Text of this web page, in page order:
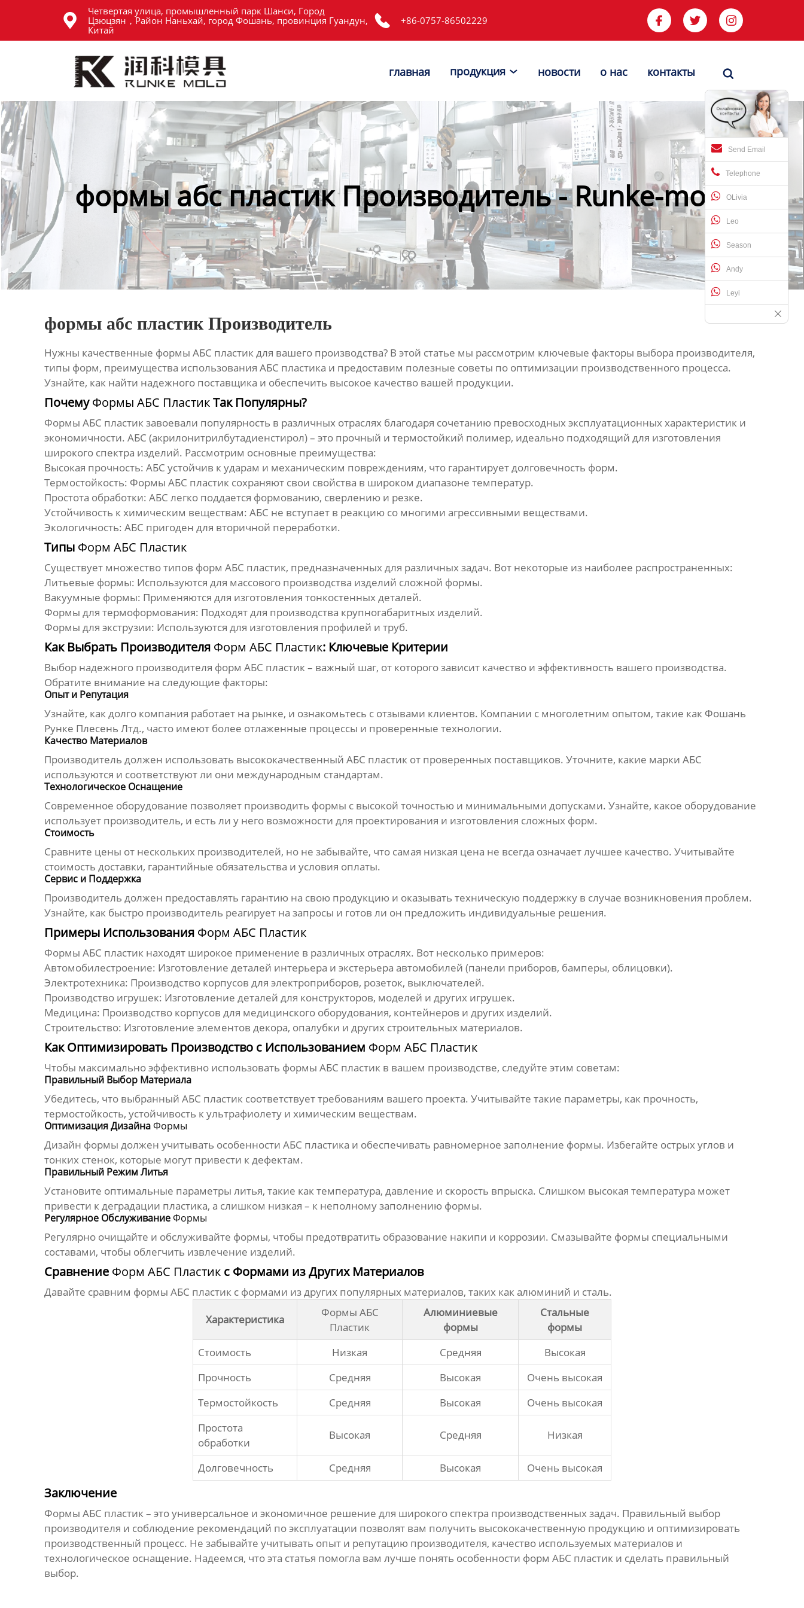

Четвертая улица, промышленный парк Шанси, Город
Цзюцзян，Район Наньхай, город Фошань, провинция Гуандун,
Китай
 +86-0757-86502229   
главная продукция  новости о нас контакты 
О нас
Контакты
Send Email
Telephone
OLivia
Leo
Season
Andy
Leyi
формы абс пластик Производитель - Runke-mold
формы абс пластик Производитель
Нужны качественные формы АБС пластикдля вашего производства? В этой статье мы рассмотрим ключевые факторы выбора производителя,
типы форм, преимущества использования АБС пластика и предоставим полезные советы по оптимизации производственного процесса.
Узнайте, как найти надежного поставщика и обеспечить высокое качество вашей продукции.
ПочемуФормы АБС ПластикТак Популярны?
Формы АБС пластикзавоевали популярность в различных отраслях благодаря сочетанию превосходных эксплуатационных характеристик и
экономичности. АБС (акрилонитрилбутадиенстирол) – это прочный и термостойкий полимер, идеально подходящий для изготовления
широкого спектра изделий. Рассмотрим основные преимущества:
Высокая прочность: АБС устойчив к ударам и механическим повреждениям, что гарантирует долговечность форм.
Термостойкость: Формы АБС пластиксохраняют свои свойства в широком диапазоне температур.
Простота обработки: АБС легко поддается формованию, сверлению и резке.
Устойчивость к химическим веществам: АБС не вступает в реакцию со многими агрессивными веществами.
Экологичность: АБС пригоден для вторичной переработки.
Типы Форм АБС Пластик
Существует множество типов форм АБС пластик, предназначенных для различных задач. Вот некоторые из наиболее распространенных:
Литьевые формы: Используются для массового производства изделий сложной формы.
Вакуумные формы: Применяются для изготовления тонкостенных деталей.
Формы для термоформования: Подходят для производства крупногабаритных изделий.
Формы для экструзии: Используются для изготовления профилей и труб.
Как Выбрать Производителя Форм АБС Пластик: Ключевые Критерии
Выбор надежного производителя форм АБС пластик– важный шаг, от которого зависит качество и эффективность вашего производства.
Обратите внимание на следующие факторы:
Опыт и Репутация
Узнайте, как долго компания работает на рынке, и ознакомьтесь с отзывами клиентов. Компании с многолетним опытом, такие как Фошань
Рунке Плесень Лтд., часто имеют более отлаженные процессы и проверенные технологии.
Качество Материалов
Производитель должен использовать высококачественный АБС пластик от проверенных поставщиков. Уточните, какие марки АБС
используются и соответствуют ли они международным стандартам.
Технологическое Оснащение
Современное оборудование позволяет производить формы с высокой точностью и минимальными допусками. Узнайте, какое оборудование
использует производитель, и есть ли у него возможности для проектирования и изготовления сложных форм.
Стоимость
Сравните цены от нескольких производителей, но не забывайте, что самая низкая цена не всегда означает лучшее качество. Учитывайте
стоимость доставки, гарантийные обязательства и условия оплаты.
Сервис и Поддержка
Производитель должен предоставлять гарантию на свою продукцию и оказывать техническую поддержку в случае возникновения проблем.
Узнайте, как быстро производитель реагирует на запросы и готов ли он предложить индивидуальные решения.
Примеры Использования Форм АБС Пластик
Формы АБС пластикнаходят широкое применение в различных отраслях. Вот несколько примеров:
Автомобилестроение: Изготовление деталей интерьера и экстерьера автомобилей (панели приборов, бамперы, облицовки).
Электротехника: Производство корпусов для электроприборов, розеток, выключателей.
Производство игрушек: Изготовление деталей для конструкторов, моделей и других игрушек.
Медицина: Производство корпусов для медицинского оборудования, контейнеров и других изделий.
Строительство: Изготовление элементов декора, опалубки и других строительных материалов.
Как Оптимизировать Производство с Использованием Форм АБС Пластик
Чтобы максимально эффективно использовать формы АБС пластикв вашем производстве, следуйте этим советам:
Правильный Выбор Материала
Убедитесь, что выбранный АБС пластик соответствует требованиям вашего проекта. Учитывайте такие параметры, как прочность,
термостойкость, устойчивость к ультрафиолету и химическим веществам.
Оптимизация ДизайнаФормы
Дизайн формы должен учитывать особенности АБС пластика и обеспечивать равномерное заполнение формы. Избегайте острых углов и
тонких стенок, которые могут привести к дефектам.
Правильный Режим Литья
Установите оптимальные параметры литья, такие как температура, давление и скорость впрыска. Слишком высокая температура может
привести к деградации пластика, а слишком низкая – к неполному заполнению формы.
Регулярное ОбслуживаниеФормы
Регулярно очищайте и обслуживайте формы, чтобы предотвратить образование накипи и коррозии. Смазывайте формы специальными
составами, чтобы облегчить извлечение изделий.
Сравнение Форм АБС Пластикс Формами из Других Материалов
Давайте сравним формы АБС пластикс формами из других популярных материалов, таких как алюминий и сталь.
Характеристика
Формы АБС
Пластик
Алюминиевые
формы
Стальные
формы
Стоимость
Низкая Средняя
Высокая
Прочность
Средняя Высокая
Очень высокая
Термостойкость
Средняя Высокая
Очень высокая
Простота
обработки
Высокая Средняя Низкая
Долговечность Средняя Высокая Очень высокая
Заключение
Формы АБС пластик– это универсальное и экономичное решение для широкого спектра производственных задач. Правильный выбор
производителя и соблюдение рекомендаций по эксплуатации позволят вам получить высококачественную продукцию и оптимизировать
производственный процесс. Не забывайте учитывать опыт и репутацию производителя, качество используемых материалов и
технологическое оснащение. Надеемся, что эта статья помогла вам лучше понять особенности форм АБС пластики сделать правильный
выбор.